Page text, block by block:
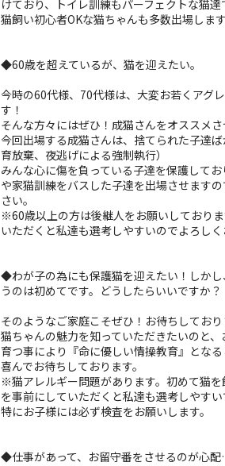
けており、トイレ訓練もパーフェクトな猫達
猫飼い初心者OKな猫ちゃんも多数出場します
◆60歳を超えているが、猫を迎えたい。
今時の60代様、70代様は、大変お若くアグ
す！
そんな方々にはぜひ！成猫さんをオススメさ
今回出場する成猫さんは、捨てられた子達
育放棄、夜逃げによる強制執行）
みんな心に傷を負っている子達を保護して
や家猫訓練をバスした子達を出場させます
さい。
※60歳以上の方は後継人をお願いしており
いただくと私達も選考しやすいのでよろしく
◆わが子の為にも保護猫を迎えたい！しか
うのは初めてです。どうしたらいいですか？
そのようなご家庭こそぜひ！お待ちしており
猫ちゃんの魅力を知っていただきたいのと
育つ事により『命に優しい情操教育』となる
喜んでお待ちしております。
※猫アレルギー問題があります。初めて猫
を事前にしていただくと私達も選考しやすい
特にお子様には必ず検査をお願いします。
◆仕事があって、お留守番をさせるのが心